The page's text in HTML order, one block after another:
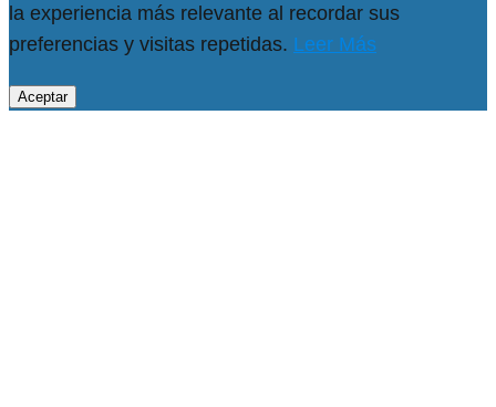
la experiencia más relevante al recordar sus
preferencias y visitas repetidas. Leer Más
Aceptar